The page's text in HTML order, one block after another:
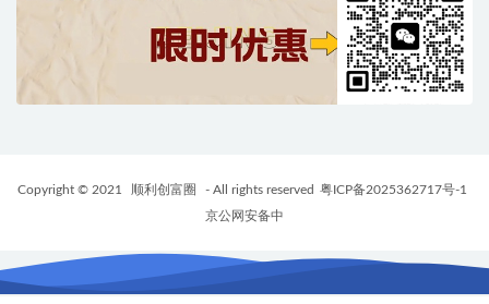
Copyright © 2021 顺利创富圈 - All rights reserved 粤ICP备2025362717号-1
京公网安备中